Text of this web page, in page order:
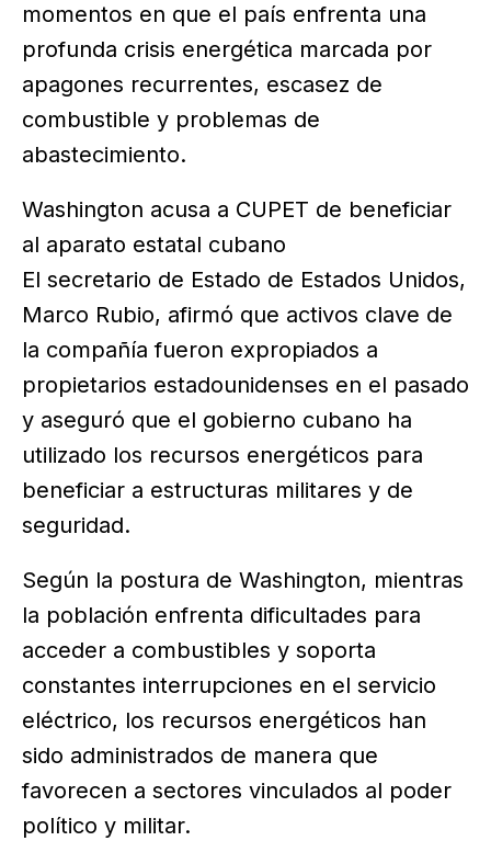
momentos en que el país enfrenta una
profunda crisis energética marcada por
apagones recurrentes, escasez de
combustible y problemas de
abastecimiento.
Washington acusa a CUPET de beneficiar
al aparato estatal cubano
El secretario de Estado de Estados Unidos,
Marco Rubio, afirmó que activos clave de
la compañía fueron expropiados a
propietarios estadounidenses en el pasado
y aseguró que el gobierno cubano ha
utilizado los recursos energéticos para
beneficiar a estructuras militares y de
seguridad.
Según la postura de Washington, mientras
la población enfrenta dificultades para
acceder a combustibles y soporta
constantes interrupciones en el servicio
eléctrico, los recursos energéticos han
sido administrados de manera que
favorecen a sectores vinculados al poder
político y militar.